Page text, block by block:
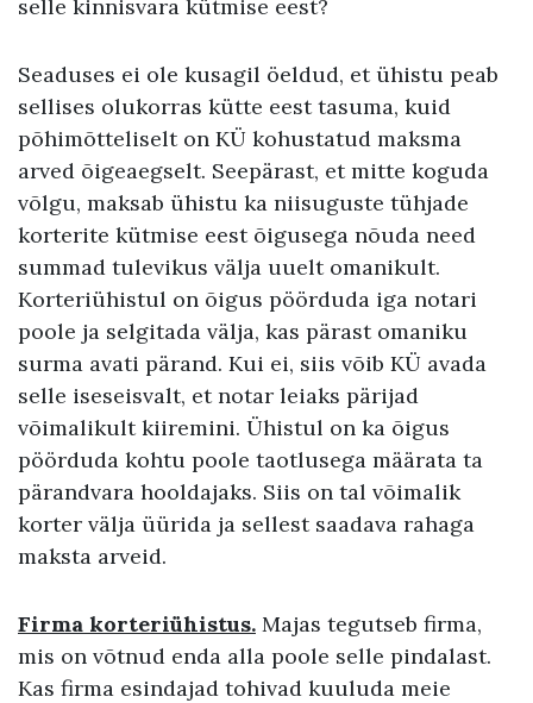
selle kinnisvara kütmise eest?
Seaduses ei ole kusagil öeldud, et ühistu peab
sellises olukorras kütte eest tasuma, kuid
põhimõtteliselt on KÜ kohustatud maksma
arved õigeaegselt. Seepärast, et mitte koguda
võlgu, maksab ühistu ka niisuguste tühjade
korterite kütmise eest õigusega nõuda need
summad tulevikus välja uuelt omanikult.
Korteriühistul on õigus pöörduda iga notari
poole ja selgitada välja, kas pärast omaniku
surma avati pärand. Kui ei, siis võib KÜ avada
selle iseseisvalt, et notar leiaks pärijad
võimalikult kiiremini. Ühistul on ka õigus
pöörduda kohtu poole taotlusega määrata ta
pärandvara hooldajaks. Siis on tal võimalik
korter välja üürida ja sellest saadava rahaga
maksta arveid.
Firma korteriühistus. Majas tegutseb firma,
mis on võtnud enda alla poole selle pindalast.
Kas firma esindajad tohivad kuuluda meie